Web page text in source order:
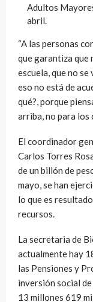
Adultos
abril.
“A las personas
que garantiza que
escuela, que no
eso no está de
qué?, porque
arriba, no para los
El coordinador
Carlos Torres
de un billón de
mayo, se han
lo que es
recursos.
La secretaria de
actualmente hay
las Pensiones y
inversión social
13 millones 619